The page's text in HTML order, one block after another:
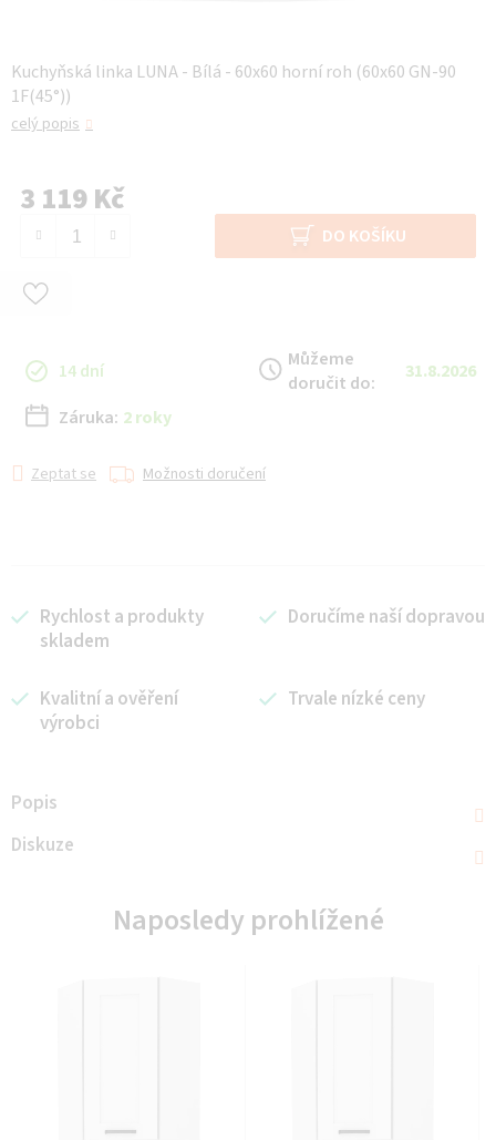
Kuchyňská linka LUNA - Bílá - 60x60 horní roh (60x60 GN-90
1F(45°))
celý popis
3 119 Kč
DO KOŠÍKU
14 dní
Můžeme
doručit do:
31.8.2026
Záruka: 2 roky
Zeptat se Možnosti doručení
Rychlost a produkty
skladem
Doručíme naší dopravou
Kvalitní a ověření
výrobci
Trvale nízké ceny
Popis
Diskuze
Naposledy prohlížené